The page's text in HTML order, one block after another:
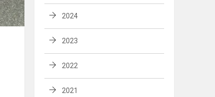
2024
2023
2022
2021